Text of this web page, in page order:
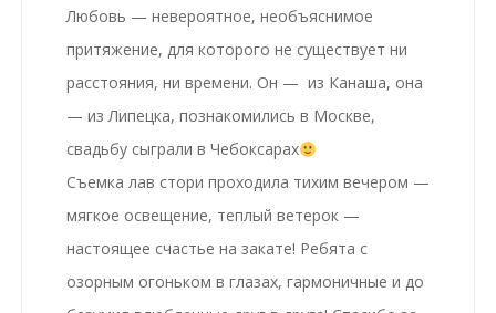
Любовь — невероятное, необъяснимое
притяжение, для которого не существует ни
расстояния, ни времени. Он — из Канаша, она
— изЛипецка, познакомились в Москве,
свадьбу сыграли в Чебоксарах
Съемка лав стори проходила тихим вечером —
мягкое освещение, теплый ветерок —
настоящее счастье на закате! Ребята с
озорным огоньком в глазах, гармоничные и до